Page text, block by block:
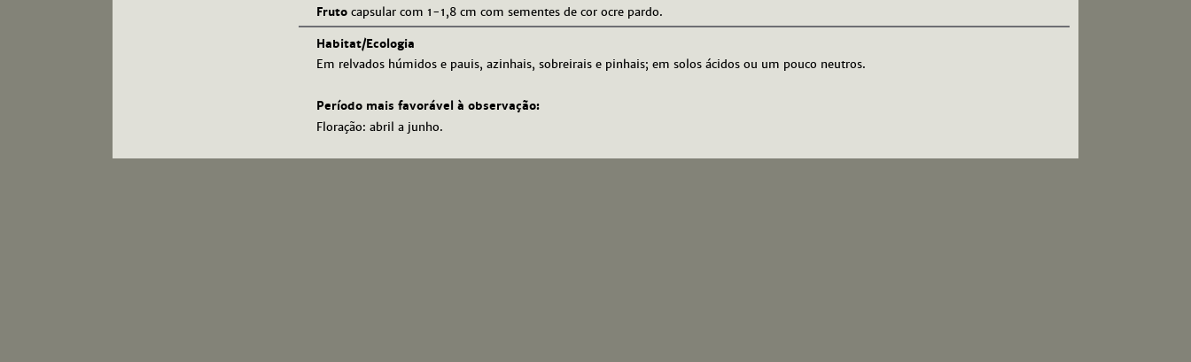
Fruto capsular com 1-1,8 cm com sementes de cor ocre pardo.
Habitat/Ecologia
Em relvados húmidos e pauis, azinhais, sobreirais e pinhais; em solos ácidos ou um pouco neutros.
Período mais favorável à observação:
Floração: abril a junho.